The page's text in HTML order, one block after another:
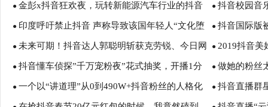
为何圈粉无数 实力唱将
● 金彭x抖音狂欢夜，玩转新能源汽车行业的抖音
首秀
● 抖音校园音
出道
● 印度呼吁禁止抖音 声称导致该国年轻人“文化堕
落”
● 抖音国际版
● 未来可期！抖音达人郭聪明斩获克劳锐、今日网
红两大奖项
● 2019抖音美
引爆期待
● 抖音懂车侦探”千万宠粉夜”花式抽奖，开播1分
钟引万人围观！
● 做她的粉丝
居然请吃粉丝
● 一个以“讲道理”从0到490W+抖音粉丝的人格化 ● 抖音直播群